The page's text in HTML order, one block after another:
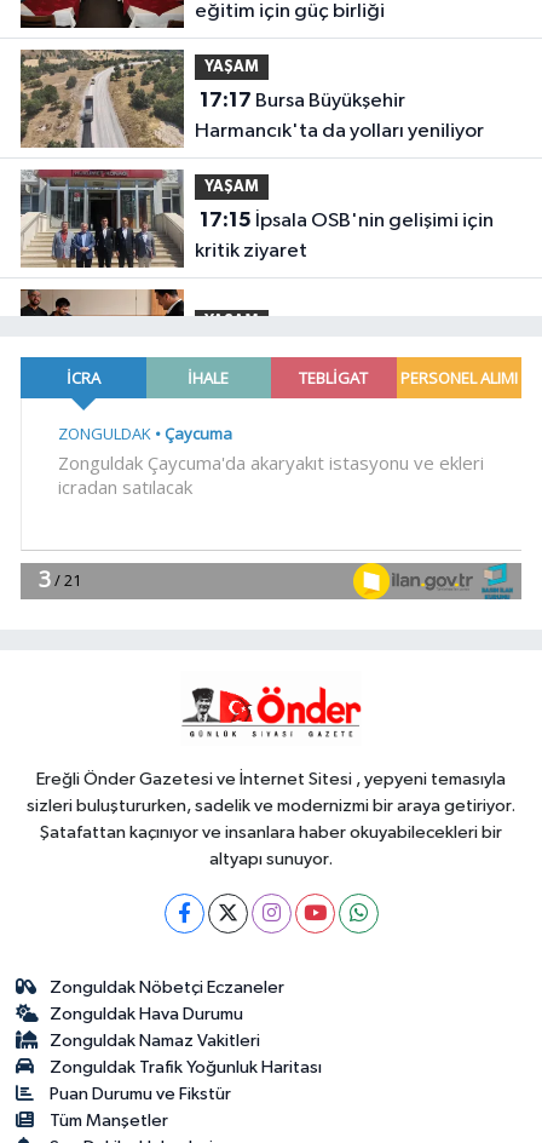
eğitim için güç birliği
YAŞAM
17:17
Harmancık'ta da yolları yeniliyor
YAŞAM
17:15
kritik ziyaret
YAŞAM
17:00Ağrı'da toplu sünnet şöleni
16:47Osmangazi'de geleceğin
16:30
dedi
Ereğli Önder Gazetesi ve İnternet Sitesi , yepyeni temasıyla
sizleri buluştururken, sadelik ve modernizmi bir araya getiriyor.
Şatafattan kaçınıyor ve insanlara haber okuyabilecekleri bir
altyapı sunuyor.
Zonguldak Nöbetçi Eczaneler
Zonguldak Hava Durumu
Zonguldak Namaz Vakitleri
Zonguldak Trafik Yoğunluk Haritası
Puan Durumu ve Fikstür
Tüm Manşetler